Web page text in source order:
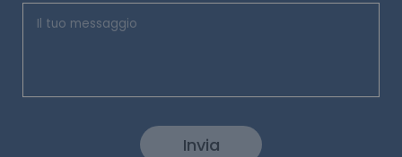
Invia